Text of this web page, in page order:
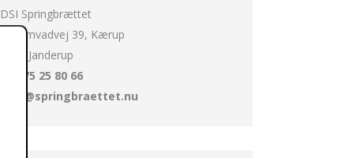
DSI Springbrættet
Hallumvadvej 39, Kærup
6851 Janderup
Tlf. 75 25 80 66
mail@springbraettet.nu